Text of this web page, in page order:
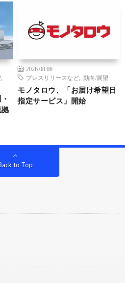
2026.08.06
プレスリリースなど
動向/展望
モノタロウ、「お届け希望日
指定サービス」開始
to Top